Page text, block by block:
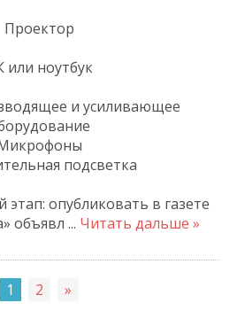
Проектор
или ноутбук
и усиливающее
подсветка
опубликовать в газете
объявл ... Читать дальше »
1 2 »